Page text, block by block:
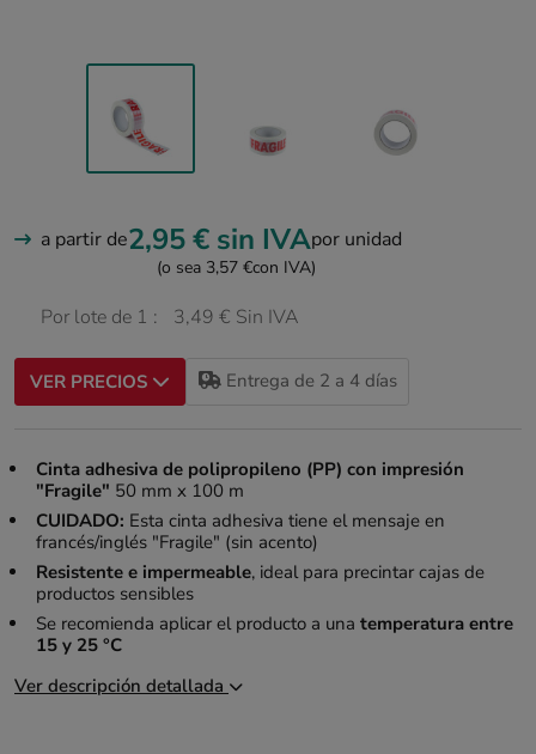
a partir de2,95 € sin IVApor unidad
(o sea 3,57 €con IVA)
Por lote de 1 : 3,49 € Sin IVA
VER PRECIOS Entrega de 2 a 4 días
Cinta adhesiva de polipropileno (PP) con impresión
"Fragile" 50 mm x 100 m
CUIDADO: Esta cinta adhesiva tiene el mensaje en
francés/inglés "Fragile" (sin acento)
Resistente e impermeable, ideal para precintar cajas de
productos sensibles
Se recomienda aplicar el producto a una temperatura entre
15 y 25 °C
Ver descripción detallada